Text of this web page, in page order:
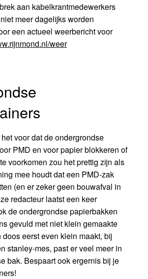
aan kabelkrantmedewerkers
meer dagelijks worden
een actueel weerbericht voor
weer
voor dat de ondergrondse
PMD en voor papier blokkeren of
voorkomen zou het prettig zijn als
mee houdt dat een PMD-zak
(en er zeker geen bouwafval in
redacteur laatst een keer
de ondergrondse papierbakken
gevuld met niet klein gemaakte
eerst even klein maakt, bij
stanley-mes, past er veel meer in
bak. Bespaart ook ergernis bij je